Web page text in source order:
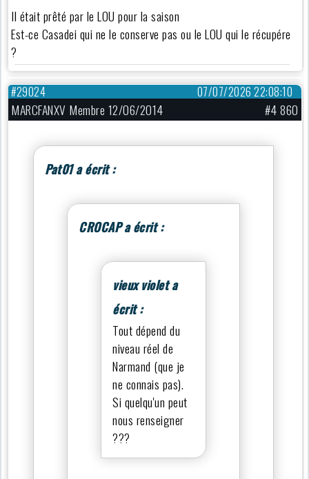
Il était prêté par le LOU pour la saison
Est-ce Casadei qui ne le conserve pas ou le LOU qui le récupére
?
07/07/2026 22:08:10
#29024
MARCFANXV Membre 12/06/2014 #4 860
Pat01 a écrit :
CROCAP a écrit :
vieux violet a
écrit :
Tout dépend du
niveau réel de
Narmand (que je
ne connais pas).
Si quelqu'un peut
nous renseigner
???